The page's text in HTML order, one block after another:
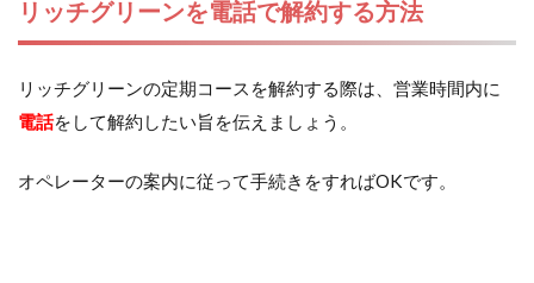
リッチグリーンを電話で解約する方法
リッチグリーンの定期コースを解約する際は、営業時間内に
電話をして解約したい旨を伝えましょう。
オペレーターの案内に従って手続きをすればOKです。